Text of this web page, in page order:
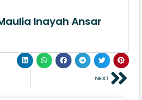
Inayah Ansar
NEXT